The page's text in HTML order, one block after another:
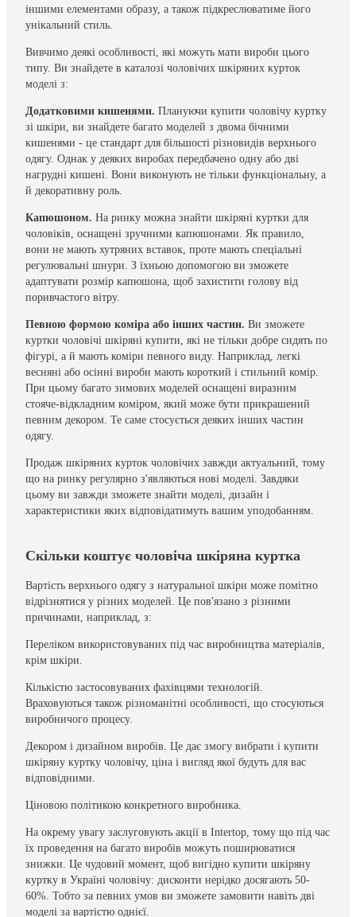
іншими елементами образу, а також підкреслюватиме його
унікальний стиль.
Вивчимо деякі особливості, які можуть мати вироби цього
типу. Ви знайдете в каталозі чоловічих шкіряних курток
моделі з:
Додатковими кишенями. Плануючи купити чоловічу куртку
зі шкіри, ви знайдете багато моделей з двома бічними
кишенями - це стандарт для більшості різновидів верхнього
одягу. Однак у деяких виробах передбачено одну або дві
нагрудні кишені. Вони виконують не тільки функціональну, а
й декоративну роль.
Капюшоном. На ринку можна знайти шкіряні куртки для
чоловіків, оснащені зручними капюшонами. Як правило,
вони не мають хутряних вставок, проте мають спеціальні
регулювальні шнури. З їхньою допомогою ви зможете
адаптувати розмір капюшона, щоб захистити голову від
поривчастого вітру.
Певною формою коміра або інших частин. Ви зможете
куртки чоловічі шкіряні купити, які не тільки добре сидять по
фігурі, а й мають коміри певного виду. Наприклад, легкі
весняні або осінні вироби мають короткий і стильний комір.
При цьому багато зимових моделей оснащені виразним
стояче-відкладним коміром, який може бути прикрашений
певним декором. Те саме стосується деяких інших частин
одягу.
Продаж шкіряних курток чоловічих завжди актуальний, тому
що на ринку регулярно з'являються нові моделі. Завдяки
цьому ви завжди зможете знайти моделі, дизайн і
характеристики яких відповідатимуть вашим уподобанням.
Скільки коштує чоловіча шкіряна куртка
Вартість верхнього одягу з натуральної шкіри може помітно
відрізнятися у різних моделей. Це пов'язано з різними
причинами, наприклад, з:
Переліком використовуваних під час виробництва матеріалів,
крім шкіри.
Кількістю застосовуваних фахівцями технологій.
Враховуються також різноманітні особливості, що стосуються
виробничого процесу.
Декором і дизайном виробів. Це дає змогу вибрати і купити
шкіряну куртку чоловічу, ціна і вигляд якої будуть для вас
відповідними.
Ціновою політикою конкретного виробника.
На окрему увагу заслуговують акції в Intertop, тому що під час
їх проведення на багато виробів можуть поширюватися
знижки. Це чудовий момент, щоб вигідно купити шкіряну
куртку в Україні чоловічу: дисконти нерідко досягають 50-
60%. Тобто за певних умов ви зможете замовити навіть дві
моделі за вартістю однієї.